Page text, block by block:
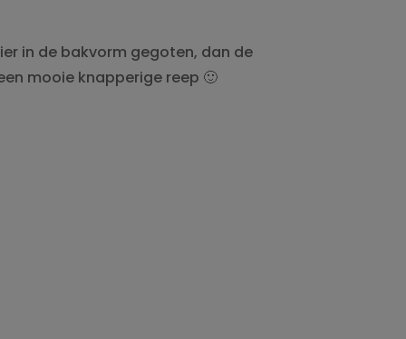
in de bakvorm gegoten, dan de
mooie knapperige reep 🙂